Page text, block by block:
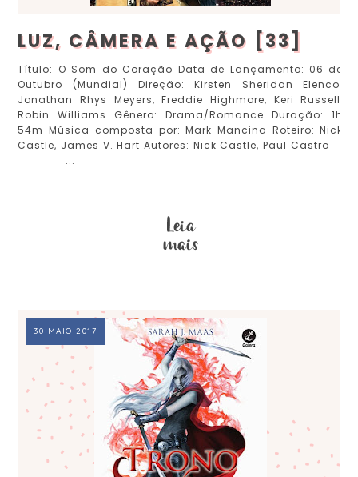
LUZ, CÂMERA E AÇÃO [33]
Título: O Som do Coração Data de Lançamento: 06 de
Outubro (Mundial) Direção: Kirsten Sheridan Elenco:
Jonathan Rhys Meyers, Freddie Highmore, Keri Russell,
Robin Williams Gênero: Drama/Romance Duração: 1h
54m Música composta por: Mark Mancina Roteiro: Nick
Castle, James V. Hart Autores: Nick Castle, Paul Castro
...
30 MAIO 2017